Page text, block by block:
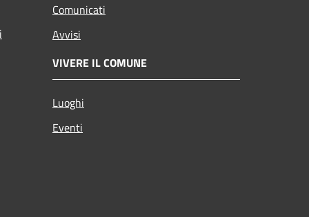
Comunicati
Avvisi
VIVERE IL COMUNE
Luoghi
Eventi